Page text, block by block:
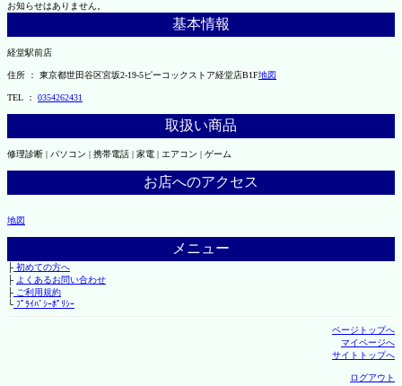
お知らせはありません。
基本情報
経堂駅前店
住所 ： 東京都世田谷区宮坂2-19-5ピーコックストア経堂店B1F地図
TEL ： 0354262431
取扱い商品
修理診断 | パソコン | 携帯電話 | 家電 | エアコン | ゲーム
お店へのアクセス
地図
メニュー
├初めての方へ
├ よくあるお問い合わせ
├ご利用規約
└ﾌﾟﾗｲﾊﾞｼｰﾎﾟﾘｼｰ
ページトップへ
マイページへ
サイトトップへ
ログアウト